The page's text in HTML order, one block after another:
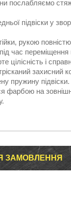
послабляємо
підвіски у
рукою
час переміщення
цілісність і
захисний
пружину
фарбою на
ЗАМОВЛЕННЯ